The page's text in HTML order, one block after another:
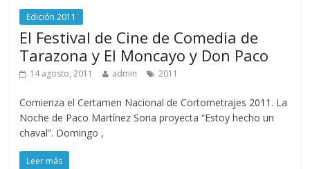
Edición 2011
El Festival de Cine de Comedia de
Tarazona y El Moncayo y Don Paco
14 agosto, 2011 admin 2011
Comienza el Certamen Nacional de Cortometrajes 2011. La
Noche de Paco Martínez Soria proyecta “Estoy hecho un
chaval”. Domingo ,
Leer más